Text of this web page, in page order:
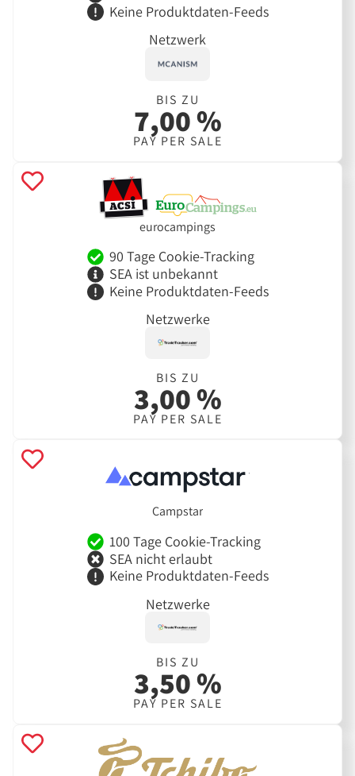
Keine Produktdaten-Feeds
Netzwerk
BIS ZU
7,00 %
PAY PER SALE
eurocampings
90 Tage Cookie-Tracking
SEA ist unbekannt
Keine Produktdaten-Feeds
Netzwerke
BIS ZU
3,00 %
PAY PER SALE
Campstar
100 Tage Cookie-Tracking
SEA nicht erlaubt
Keine Produktdaten-Feeds
Netzwerke
BIS ZU
3,50 %
PAY PER SALE